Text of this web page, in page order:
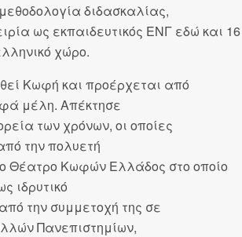
διδασκαλίας,
ως εκπαιδευτικός ΕΝΓ εδώ και 16
χώρο.
Κωφή και προέρχεται από
μέλη. Απέκτησε
των χρόνων, οι οποίες
την πολυετή
Θέατρο Κωφών Ελλάδος στο οποίο
ιδρυτικό
την συμμετοχή της σε
Πανεπιστημίων,